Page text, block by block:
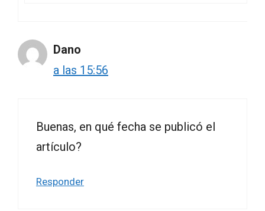
Dano
a las 15:56
Buenas, en qué fecha se publicó el
artículo?
Responder